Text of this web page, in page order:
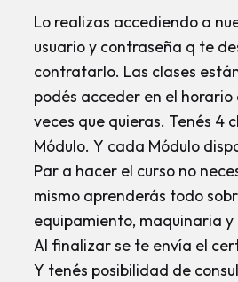
Lo realizas accediendo a
usuario y contraseña q te
contratarlo. Las clases
podés acceder en el horario
veces que quieras. Tenés 4
Módulo. Y cada Módulo
Par a hacer el curso no
mismo aprenderás todo
equipamiento, maquinaria
Al finalizar se te envía el
Y tenés posibilidad de